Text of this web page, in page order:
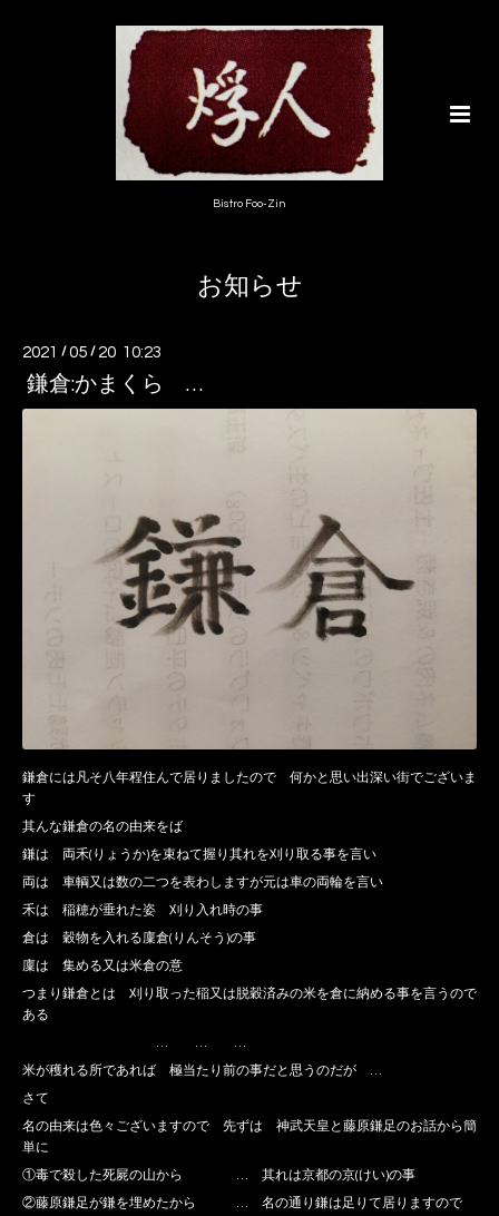
Bistro Foo-Zin
お知らせ
2021 /05 / 20 10:23
鎌倉:かまくら …
鎌倉には凡そ八年程住んで居りましたので 何かと思い出深い街でございま
す
其んな鎌倉の名の由来をば
鎌は 両禾(りょうか)を束ねて握り其れを刈り取る事を言い
両は 車輌又は数の二つを表わしますが元は車の両輪を言い
禾は 稲穂が垂れた姿 刈り入れ時の事
倉は 穀物を入れる廩倉(りんそう)の事
廩は 集める又は米倉の意
つまり鎌倉とは 刈り取った稲又は脱穀済みの米を倉に納める事を言うので
ある
… … …
米が穫れる所であれば 極当たり前の事だと思うのだが …
さて
名の由来は色々ございますので 先ずは 神武天皇と藤原鎌足のお話から簡
単に
①毒で殺した死屍の山から … 其れは京都の京(けい)の事
②藤原鎌足が鎌を埋めたから … 名の通り鎌は足りて居りますので